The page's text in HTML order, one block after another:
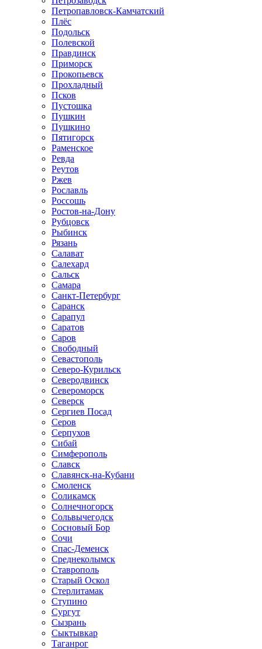
Петропавловск-Камчатский
Плёс
Подольск
Полевской
Правдинск
Приморск
Прокопьевск
Прохладный
Псков
Пустошка
Пушкин
Пушкино
Пятигорск
Раменское
Ревда
Реутов
Ржев
Рославль
Россошь
Ростов-на-Дону
Рубцовск
Рыбинск
Рязань
Салават
Салехард
Сальск
Самара
Санкт-Петербург
Саранск
Сарапул
Саратов
Саров
Свободный
Севастополь
Северо-Курильск
Северодвинск
Североморск
Северск
Сергиев Посад
Серов
Серпухов
Сибай
Симферополь
Славск
Славянск-на-Кубани
Смоленск
Соликамск
Солнечногорск
Сольвычегодск
Сосновый Бор
Сочи
Спас-Деменск
Среднеколымск
Ставрополь
Старый Оскол
Стерлитамак
Ступино
Сургут
Сызрань
Сыктывкар
Таганрог